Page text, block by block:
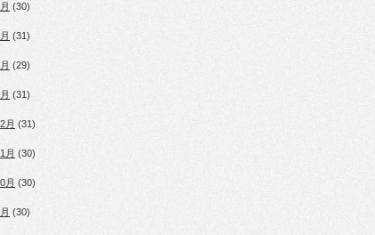
(30)
(31)
(29)
(31)
月 (31)
月 (30)
月 (30)
(30)